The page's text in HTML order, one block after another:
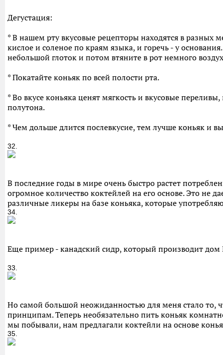
Дегустация:
* В нашем рту вкусовые рецепторы находятся в разных
кислое и соленое по краям языка, и горечь - у
небольшой глоток и потом втяните в рот немного
* Покатайте коньяк по всей полости рта.
* Во вкусе коньяка ценят мягкость и вкусовые
полутона.
* Чем дольше длится послевкусие, тем лучше коньяк и
32.
В последние годы в мире очень быстро растет
огромное количество коктейлей на его основе. Это не
различные ликеры на базе коньяка, которые
34.
Еще пример - канадский сидр, который производит
33.
Но самой большой неожиданностью для меня стало
принципам. Теперь необязательно пить коньяк
мы побывали, нам предлагали коктейли на основе
35.